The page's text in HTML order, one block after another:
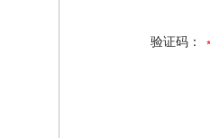
验证码：